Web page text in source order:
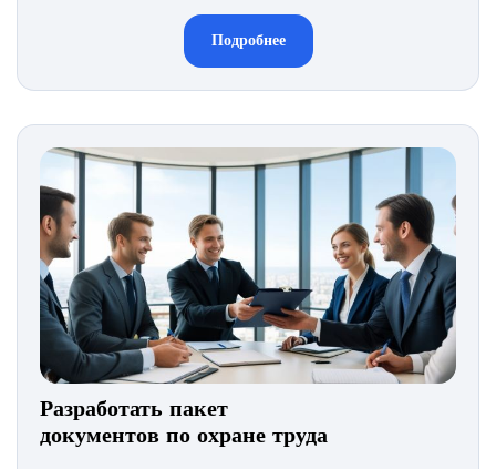
Подробнее
Разработать пакет
документов по охране труда